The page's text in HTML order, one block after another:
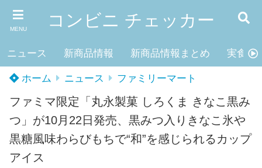
MENU コンビニ チェッカー
ニュース 新商品情報 新商品情報まとめ 実食レ
ホーム ニュース ファミリーマート
ファミマ限定「丸永製菓 しろくま きなこ黒み
つ」が10月22日発売、黒みつ入りきなこ氷や
黒糖風味わらびもちで“和”を感じられるカップ
アイス